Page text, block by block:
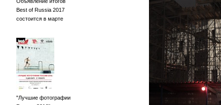
Best of Russia 2017
состоится в марте
"Лучшие фотографии